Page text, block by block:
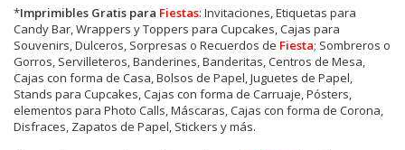
*Imprimibles Gratis para Fiestas: Invitaciones, Etiquetas para
Candy Bar, Wrappers y Toppers para Cupcakes, Cajas para
Souvenirs, Dulceros, Sorpresas o Recuerdos de Fiesta; Sombreros o
Gorros, Servilleteros, Banderines, Banderitas, Centros de Mesa,
Cajas con forma de Casa, Bolsos de Papel, Juguetes de Papel,
Stands para Cupcakes, Cajas con forma de Carruaje, Pósters,
elementos para Photo Calls, Máscaras, Cajas con forma de Corona,
Disfraces, Zapatos de Papel, Stickers y más.